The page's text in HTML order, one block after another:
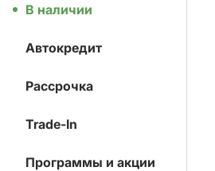
В наличии
Автокредит
Рассрочка
Trade-In
Программы и акции